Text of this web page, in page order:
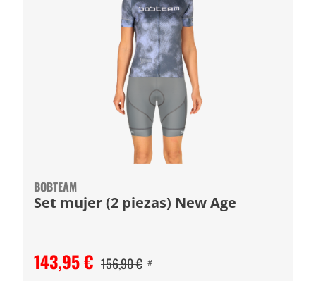
BOBTEAM
Set mujer (2 piezas) New Age
143,95 € 156,90 € #